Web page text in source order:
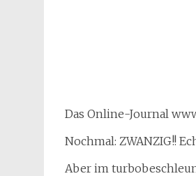
Das Online-Journal
Nochmal: ZWANZIG!!
Aber im